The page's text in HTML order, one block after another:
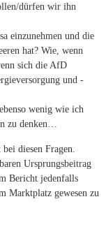
dürfen wir ihn
einzunehmen und die
hat? Wie, wenn
sich die AfD
und -
wenig wie ich
zu denken…
diesen Fragen.
Ursprungsbeitrag
Bericht jedenfalls
Marktplatz gewesen zu